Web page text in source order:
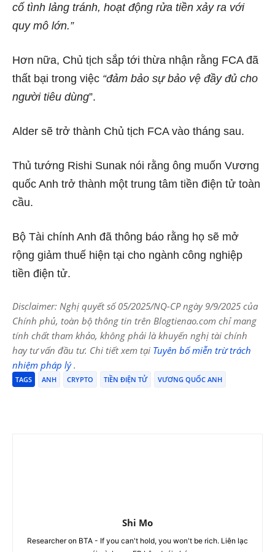
cố tình lảng tránh, hoạt động rửa tiền xảy ra với
quy mô lớn.”
Hơn nữa, Chủ tịch sắp tới thừa nhận rằng FCA đã
thất bại trong việc “đảm bảo sự bảo vệ đầy đủ cho
người tiêu dùng”.
Alder sẽ trở thành Chủ tịch FCA vào tháng sau.
Thủ tướng Rishi Sunak nói rằng ông muốn Vương
quốc Anh trở thành một trung tâm tiền điện tử toàn
cầu.
Bộ Tài chính Anh đã thông báo rằng họ sẽ mở
rộng giảm thuế hiện tại cho ngành công nghiệp
tiền điện tử.
Disclaimer: Nghị quyết số 05/2025/NQ-CP ngày 9/9/2025 của
Chính phủ, toàn bộ thông tin trên Blogtienao.com chỉ mang
tính chất tham khảo, không phải là khuyến nghị tài chính
hay tư vấn đầu tư. Chi tiết xem tại Tuyên bố miễn trừ trách
nhiệm pháp lý.
TAGS ANH CRYPTO TIỀN ĐIỆN TỬ VƯƠNG QUỐC ANH
Shi Mo
Researcher on BTA - If you can't hold, you won't be rich. Liên lạc